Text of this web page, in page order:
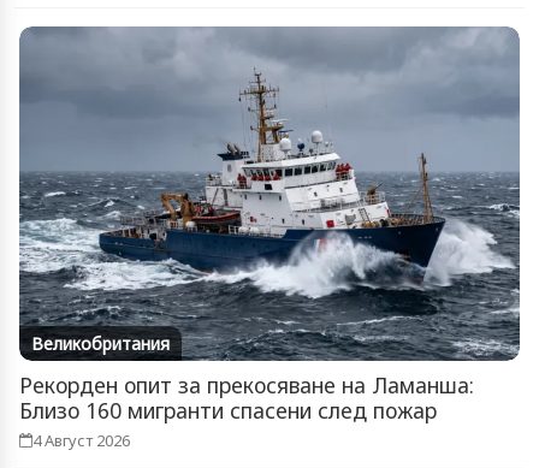
Великобритания
Рекорден опит за прекосяване на Ламанша:
Близо 160 мигранти спасени след пожар
4 Август 2026